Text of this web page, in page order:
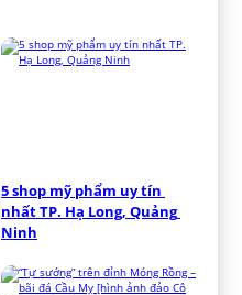
5 shop mỹ phẩm uy tín
nhất TP. Hạ Long, Quảng
Ninh